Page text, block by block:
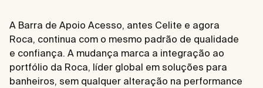
A Barra de Apoio Acesso, antes Celite e agora
Roca, continua com o mesmo padrão de qualidade
e confiança. A mudança marca a integração ao
portfólio da Roca, líder global em soluções para
banheiros, sem qualquer alteração na performance